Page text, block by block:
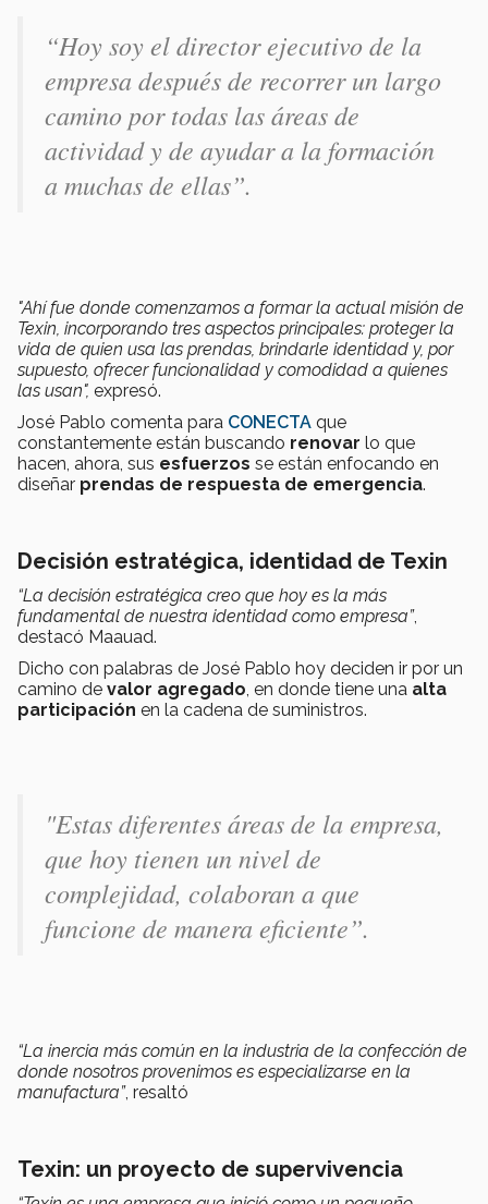
“Hoy soy el director ejecutivo de la
empresa después de recorrer un largo
camino por todas las áreas de
actividad y de ayudar a la formación
a muchas de ellas”.
"Ahí fue donde comenzamos a formar la actual misión de
Texin, incorporando tres aspectos principales: proteger la
vida de quien usa las prendas, brindarle identidad y, por
supuesto, ofrecer funcionalidad y comodidad a quienes
las usan", expresó.
José Pablo comenta para CONECTA que
constantemente están buscando renovar lo que
hacen, ahora, sus esfuerzos se están enfocando en
diseñar prendas de respuesta de emergencia.
Decisión estratégica, identidad de Texin
“La decisión estratégica creo que hoy es la más
fundamental de nuestra identidad como empresa”,
destacó Maauad.
Dicho con palabras de José Pablo hoy deciden ir por un
camino de valor agregado , en donde tiene una alta
participación en la cadena de suministros.
"Estas diferentes áreas de la empresa,
que hoy tienen un nivel de
complejidad, colaboran a que
funcione de manera eficiente”.
“La inercia más común en la industria de la confección de
donde nosotros provenimos es especializarse en la
manufactura”, resaltó
Texin: un proyecto de supervivencia